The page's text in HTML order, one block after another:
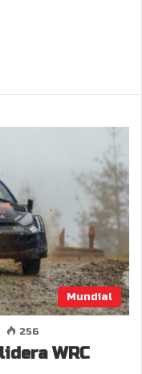
Mundial
256
WRC